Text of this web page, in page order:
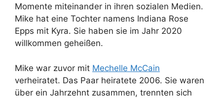
Momente miteinander in ihren sozialen Medien.
Mike hat eine Tochter namens Indiana Rose
Epps mit Kyra. Sie haben sie im Jahr 2020
willkommen geheißen.
Mike war zuvor mit Mechelle McCain
verheiratet. Das Paar heiratete 2006. Sie waren
über ein Jahrzehnt zusammen, trennten sich